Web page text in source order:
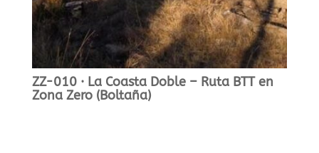
ZZ-010 · La Coasta Doble – Ruta BTT en
Zona Zero (Boltaña)